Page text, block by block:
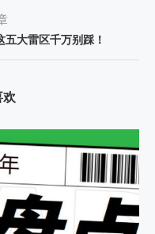
大雷区千万别踩！